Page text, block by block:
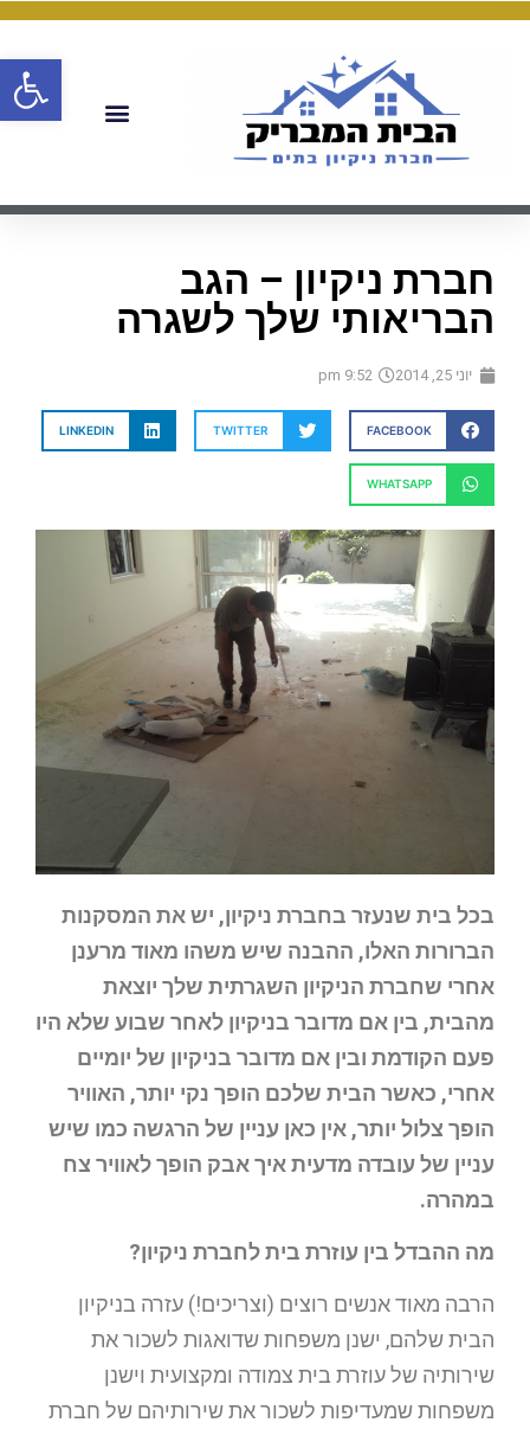
חברת ניקיון – הגב
הבריאותי שלך לשגרה
יוני 25, 2014 9:52 pm
FACEBOOK
TWITTER
LINKEDIN
WHATSAPP
בכל בית שנעזר בחברת ניקיון, יש את המסקנות
הברורות האלו, ההבנה שיש משהו מאוד מרענן
אחרי שחברת הניקיון השגרתית שלך יוצאת
מהבית, בין אם מדובר בניקיון לאחר שבוע שלא היו
פעם הקודמת ובין אם מדובר בניקיון של יומיים
אחרי, כאשר הבית שלכם הופך נקי יותר, האוויר
הופך צלול יותר, אין כאן עניין של הרגשה כמו שיש
עניין של עובדה מדעית איך אבק הופך לאוויר צח
במהרה.
מה ההבדל בין עוזרת בית לחברת ניקיון?
הרבה מאוד אנשים רוצים (וצריכים!) עזרה בניקיון
הבית שלהם, ישנן משפחות שדואגות לשכור את
שירותיה של עוזרת בית צמודה ומקצועית וישנן
משפחות שמעדיפות לשכור את שירותיהם של חברת